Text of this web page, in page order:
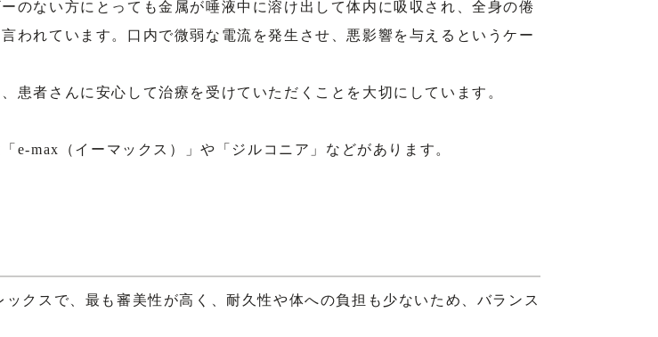
のない方にとっても金属が唾液中に溶け出して体内に吸収され、全身の倦
われています。口内で微弱な電流を発生させ、悪影響を与えるというケー
患者さんに安心して治療を受けていただくことを大切にしています。
（イーマックス）」や「ジルコニア」などがあります。
クスで、最も審美性が高く、耐久性や体への負担も少ないため、バランス